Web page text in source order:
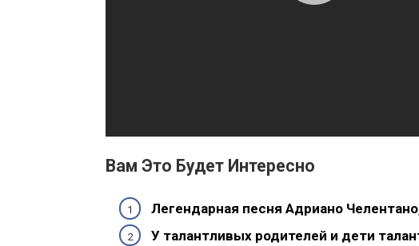
Вам Это Будет Интересно
Легендарная песня Адриано
У талантливых родителей и дети